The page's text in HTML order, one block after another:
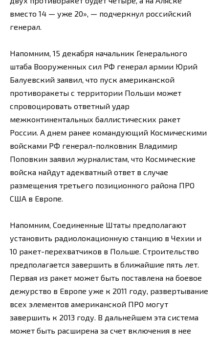
вместо 14 — уже 20», — подчеркнул российский
генерал.
Напомним, 15 декабря начальник Генерального
штаба Вооруженных сил РФ генерал армии Юрий
Балуевский заявил, что пуск американской
противоракеты с территории Польши может
спровоцировать ответный удар
межконтинентальных баллистических ракет
России. А днем ранее командующий Космическими
войсками РФ генерал-полковник Владимир
Поповкин заявил журналистам, что Космические
войска найдут адекватный ответ в случае
размещения третьего позиционного района ПРО
США в Европе.
Напомним, Соединенные Штаты предполагают
установить радиолокационную станцию в Чехии и
10 ракет-перехватчиков в Польше. Строительство
предполагается завершить в ближайшие пять лет.
Первая из ракет может быть поставлена на боевое
дежурство в Европе уже к 2011 году, развертывание
всех элементов американской ПРО могут
завершить к 2013 году. В дальнейшем эта система
может быть расширена за счет включения в нее